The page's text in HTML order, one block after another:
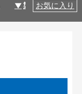
製品仕様
お気に入り